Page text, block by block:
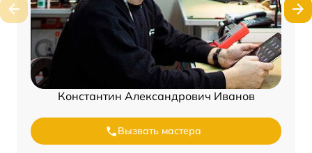
Константин Александрович Иванов
Вызвать мастера